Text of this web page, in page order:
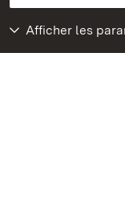
Afficher les
Monuments
Rendez-nous